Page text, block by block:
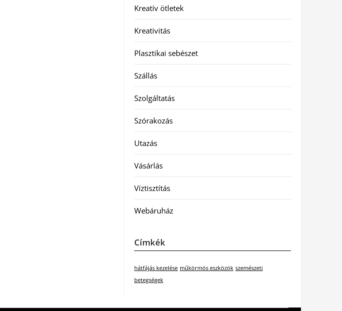
Kreatív ötletek
Kreativitás
Plasztikai sebészet
Szállás
Szolgáltatás
Szórakozás
Utazás
Vásárlás
Víztisztítás
Webáruház
Címkék
hátfájás kezelése műkörmös eszközök szemészeti
betegségek